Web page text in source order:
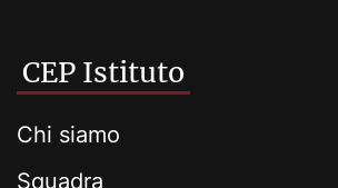
CEP Istituto
Chi siamo
Squadra